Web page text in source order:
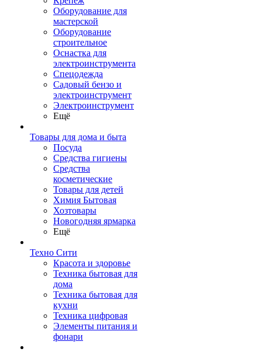
Оборудование для
мастерской
Оборудование
строительное
Оснастка для
электроинструмента
Спецодежда
Садовый бензо и
электроинструмент
Электроинструмент
Ещё
Товары для дома и быта
Посуда
Средства гигиены
Средства
косметические
Товары для детей
Химия Бытовая
Хозтовары
Новогодняя ярмарка
Ещё
Техно Сити
Красота и здоровье
Техника бытовая для
дома
Техника бытовая для
кухни
Техника цифровая
Элементы питания и
фонари